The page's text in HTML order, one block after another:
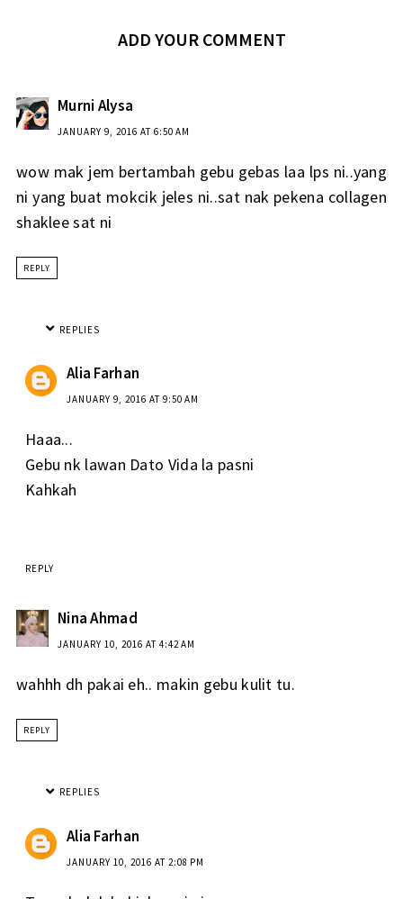
ADD YOUR COMMENT
Murni Alysa
JANUARY 9, 2016 AT 6:50 AM
wow mak jem bertambah gebu gebas laa lps ni..yang
ni yang buat mokcik jeles ni..sat nak pekena collagen
shaklee sat ni
REPLY
REPLIES
Alia Farhan
JANUARY 9, 2016 AT 9:50 AM
Haaa...
Gebu nk lawan Dato Vida la pasni
Kahkah
REPLY
Nina Ahmad
JANUARY 10, 2016 AT 4:42 AM
wahhh dh pakai eh.. makin gebu kulit tu.
REPLY
REPLIES
Alia Farhan
JANUARY 10, 2016 AT 2:08 PM